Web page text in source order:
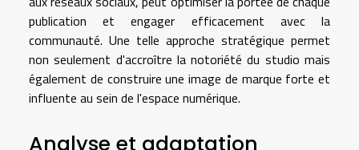
publication et engager efficacement avec la
communauté. Une telle approche stratégique permet
non seulement d'accroître la notoriété du studio mais
également de construire une image de marque forte et
influente au sein de l'espace numérique.
Analyse et adaptation